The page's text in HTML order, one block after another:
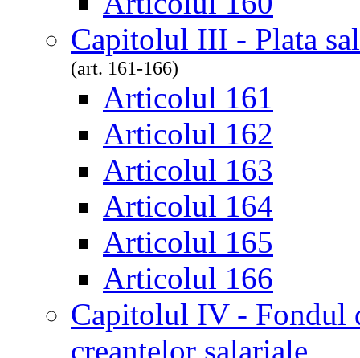
Capitolul III - Plata
(art. 161-166)
Articolul 161
Articolul 162
Articolul 163
Articolul 164
Articolul 165
Articolul 166
Capitolul IV - Fondul
creantelor salariale